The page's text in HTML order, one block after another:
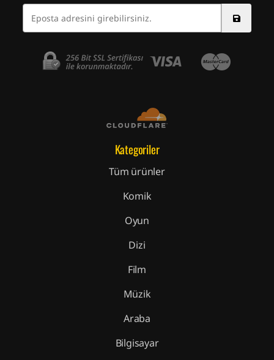
Kategoriler
Tüm ürünler
Komik
Oyun
Dizi
Film
Müzik
Araba
Bilgisayar